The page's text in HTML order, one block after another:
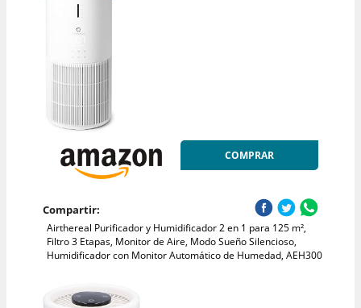
COMPRAR
Compartir:
Airthereal Purificador y Humidificador 2 en 1 para 125 m²,
Filtro 3 Etapas, Monitor de Aire, Modo Sueño Silencioso,
Humidificador con Monitor Automático de Humedad, AEH300